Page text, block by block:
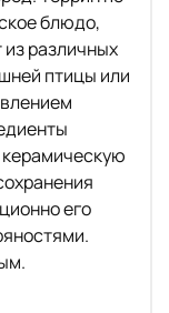
блюдо,
из различных
птицы или
его